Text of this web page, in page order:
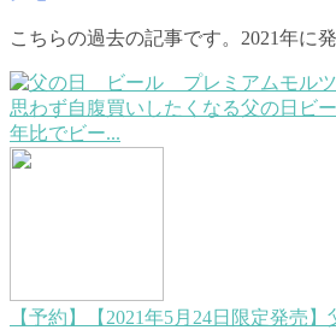
こちらの過去の記事です。2021年に
思わず自腹買いしたくなる父の日ビ
年比でビー...
【予約】【2021年5月24日限定発売